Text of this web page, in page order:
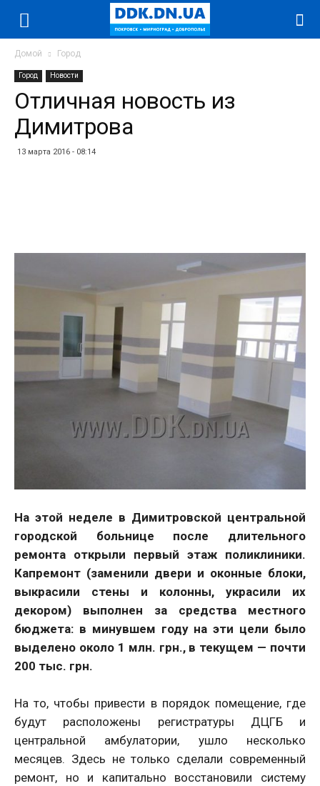
Домой Город
Город Новости
Отличная новость из
Димитрова
13 марта 2016 - 08:14
На этой неделе в Димитровской центральной
городской больнице после длительного
ремонта открыли первый этаж поликлиники.
Капремонт (заменили двери и оконные блоки,
выкрасили стены и колонны, украсили их
декором) выполнен за средства местного
бюджета: в минувшем году на эти цели было
выделено около 1 млн. грн., в текущем — почти
200 тыс. грн.
На то, чтобы привести в порядок помещение, где
будут расположены регистратуры ДЦГБ и
центральной амбулатории, ушло несколько
месяцев. Здесь не только сделали современный
ремонт, но и капитально восстановили систему